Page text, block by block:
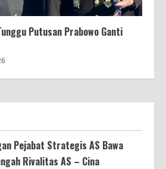
Putusan Prabowo Ganti
Pejabat Strategis AS Bawa
Rivalitas AS – Cina